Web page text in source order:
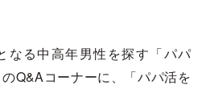
なる中高年男性を探す「パパ
Q&Aコーナーに、「パパ活を